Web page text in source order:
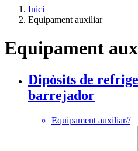
Inici
Equipament auxiliar
Equipament
Dipòsits de
barrejador
Equipament auxiliar//